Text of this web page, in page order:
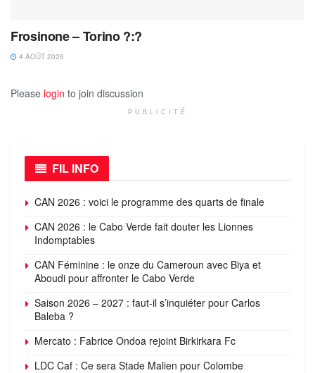
Frosinone – Torino ?:?
4 AOÛT 2026
Please login to join discussion
PUBLICITÉ
FIL INFO
CAN 2026 : voici le programme des quarts de finale
CAN 2026 : le Cabo Verde fait douter les Lionnes
Indomptables
CAN Féminine : le onze du Cameroun avec Biya et
Aboudi pour affronter le Cabo Verde
Saison 2026 – 2027 : faut-il s’inquiéter pour Carlos
Baleba ?
Mercato : Fabrice Ondoa rejoint Birkirkara Fc
LDC Caf : Ce sera Stade Malien pour Colombe